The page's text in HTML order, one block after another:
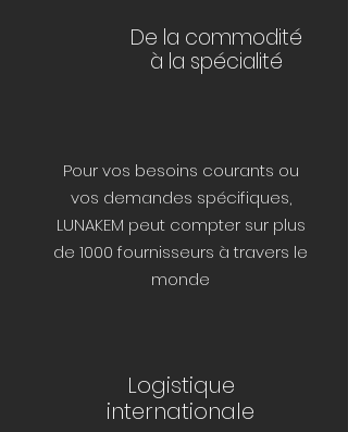
De la commodité
à la spécialité
Pour vos besoins courants ou
vos demandes spécifiques,
LUNAKEM peut compter sur plus
de 1000 fournisseurs à travers le
monde
Logistique
internationale